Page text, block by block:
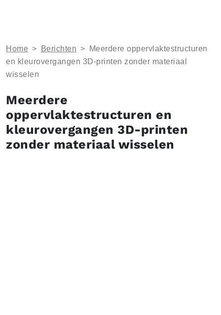
Home > Berichten >
Meerdere oppervlaktestructuren
en kleurovergangen 3D-printen zonder materiaal
wisselen
Meerdere
oppervlaktestructuren en
kleurovergangen 3D-printen
zonder materiaal wisselen